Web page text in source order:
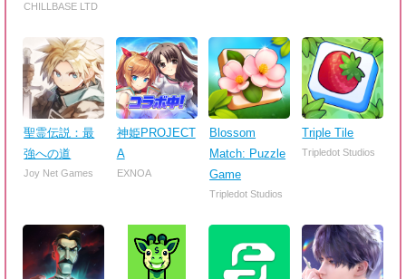
CHILLBASE LTD
聖霊伝説：最
強への道
Joy Net Games
神姫PROJECT
A
EXNOA
Blossom
Match: Puzzle
Game
Tripledot Studios
Triple Tile
Tripledot Studios